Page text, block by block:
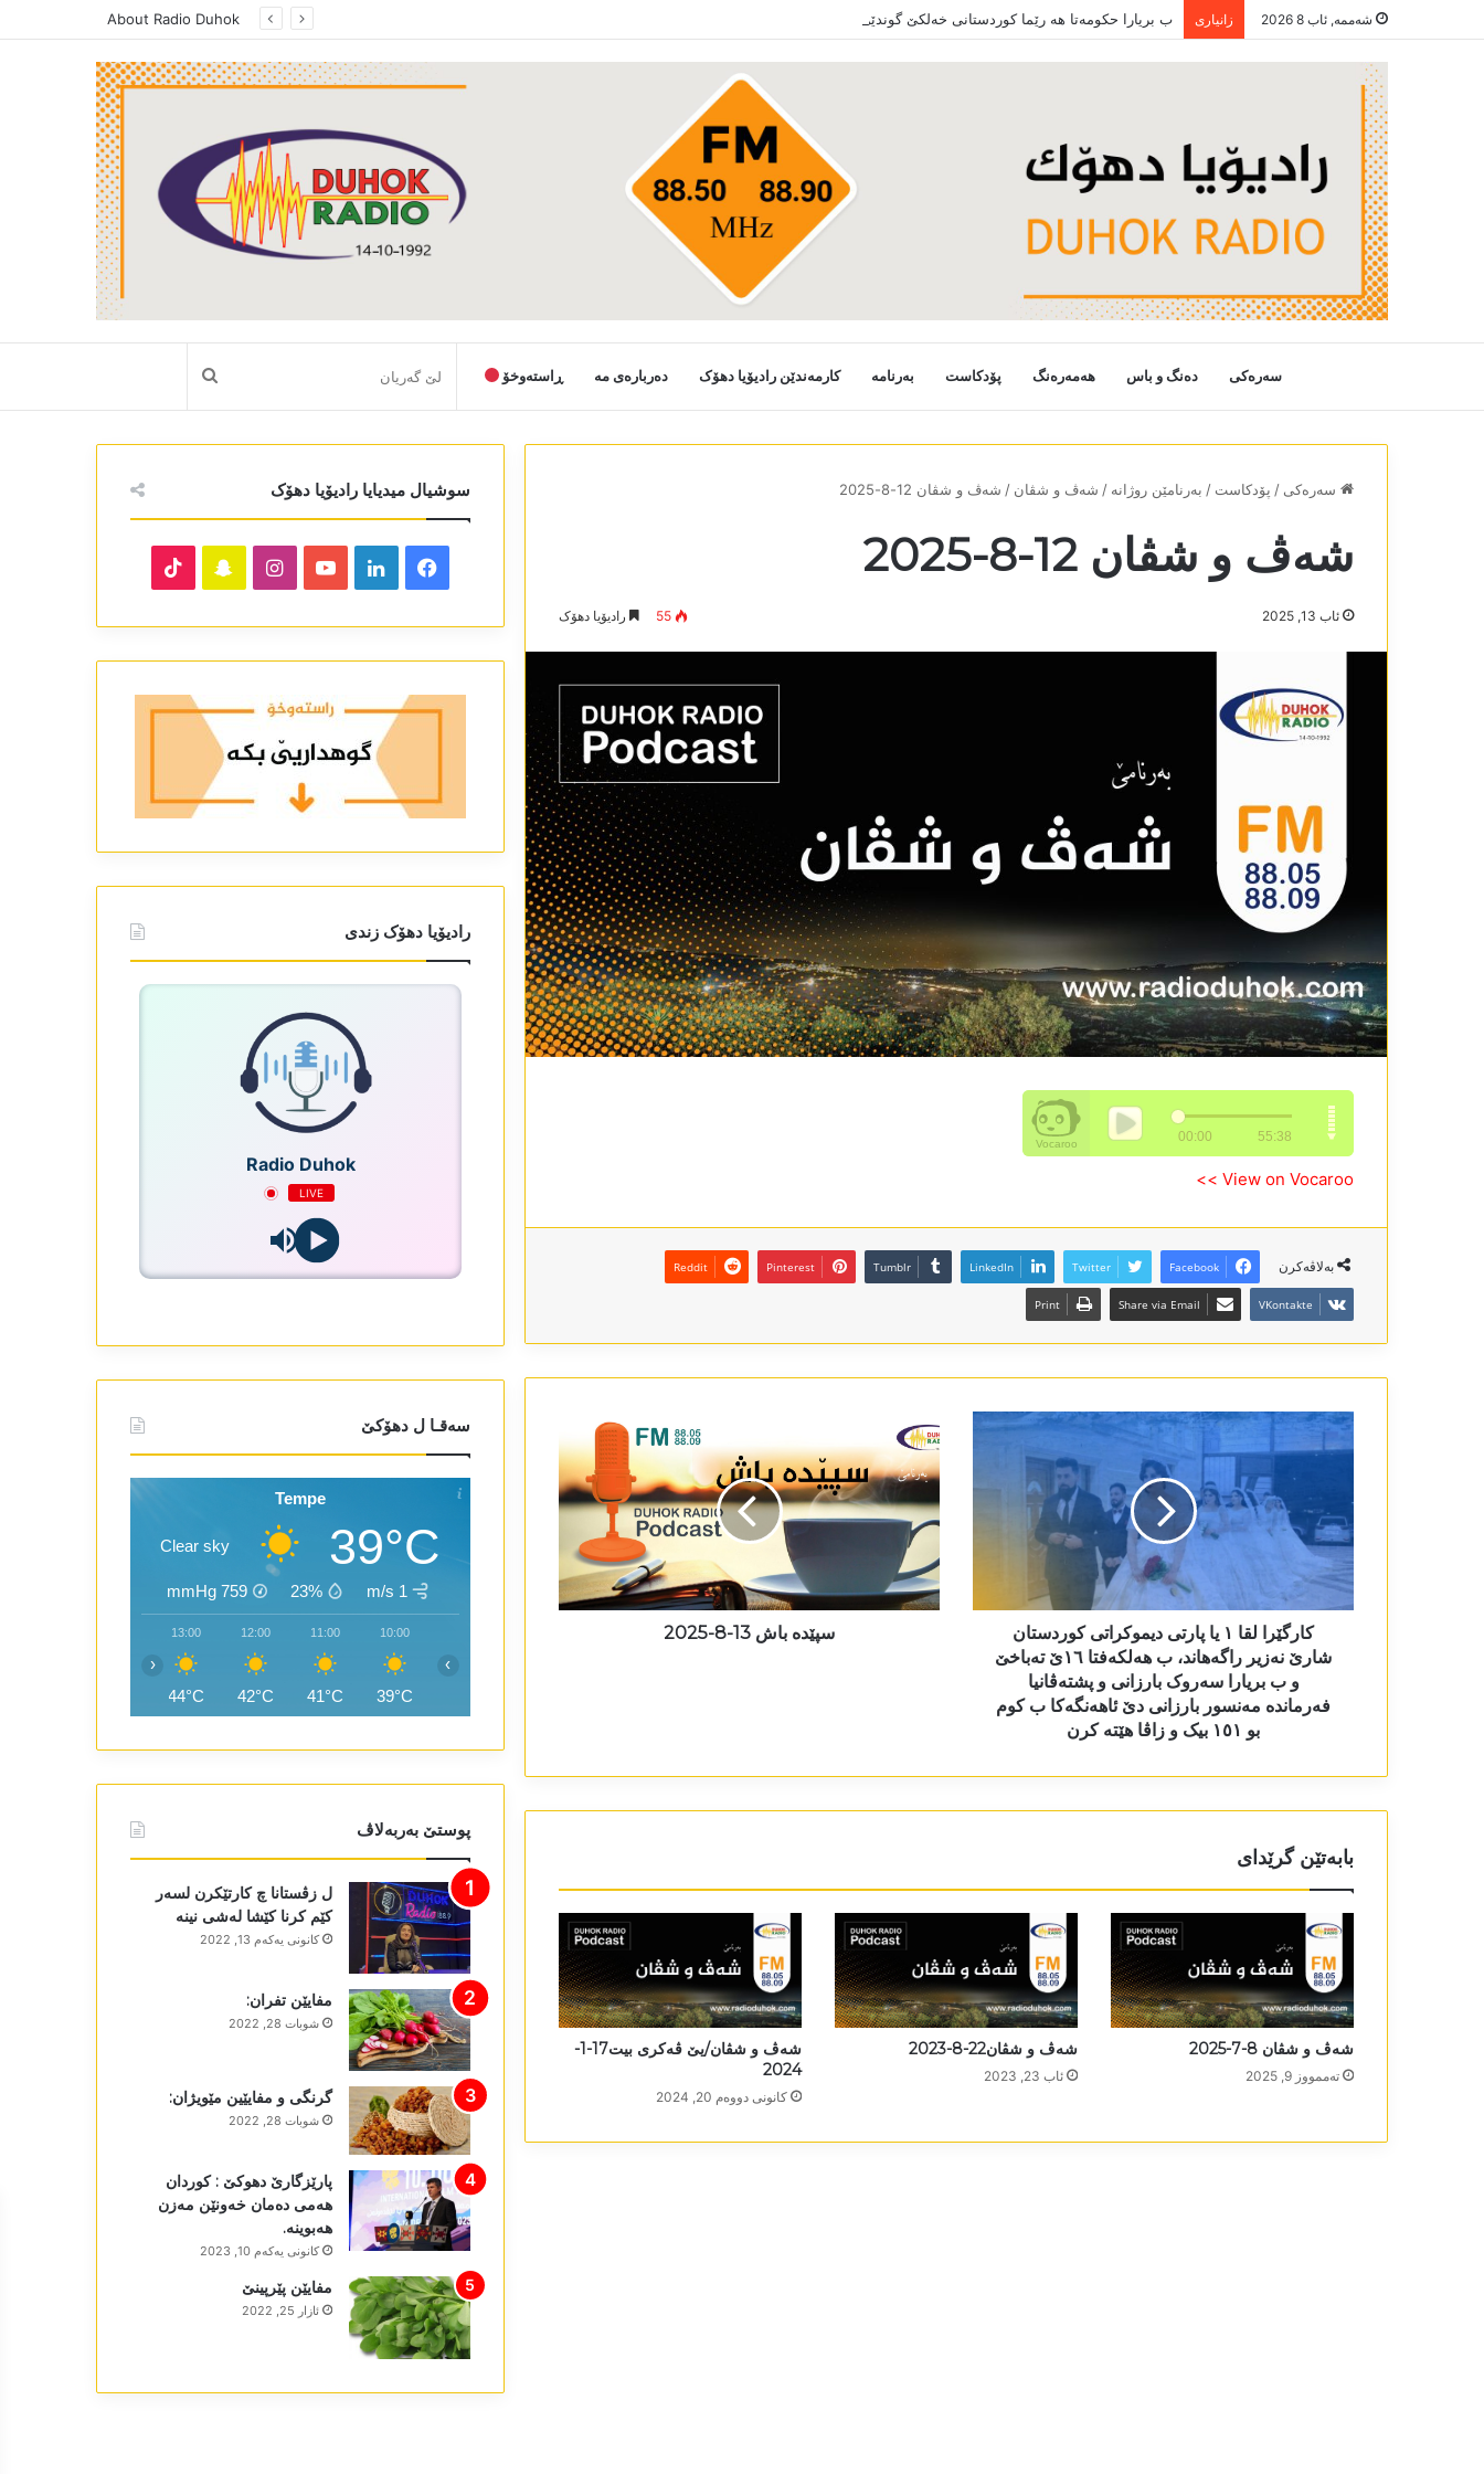
شەممە, ئاب 8 2026 زانیاری ب بریارا حکومەتا ھە رێما کوردستانی خەلکێ گوندێن سەر ب ئێدارا زاخو ڤە دشین سەرەدانا گوندیێن خو بکەن About Radio Duhok
سەرەکی دەنگ و باس هەمەرەنگ پۆدکاست بەرنامە کارمەندێن رادیۆیا دھۆک دەربارەی مە ڕاستەوخۆ لێ
گەریان
سەرەکی / پۆدکاست / بەرنامێن روژانە / شەڤ و شڤان / شەڤ و شڤان 12-8-2025
شەڤ و شڤان 12-8-2025
ئاب 13, 2025 55 رادیۆیا دھۆک
View on Vocaroo >>
بەلاڤەکرن Facebook
Twitter
LinkedIn
Tumblr
Pinterest
Reddit
VKontakte
Share via Email
Print
کارگێرا لقا ١ یا پارتی دیموکراتی کوردستان
شارێ نەزیر راگەھاند، ب ھەلکەفتا ١٦ێ تەباخێ
و ب بریارا سەروک بارزانی و پشتەڤانیا
فەرماندە مەنسور بارزانی دێ ئاھەنگەکا ب کوم
بو ١٥١ بیک و زاڤا ھێتە کرن
سپێدە باش 13-8-2025
بابەتێن گرێدای
شەڤ و شڤان 8-7-2025
تەممووز 9, 2025
شەڤ و شڤان22-8-2023
ئاب 23, 2023
شەڤ و شڤان/یێ ڤەکری بیت17-1-
2024
كانونی دووه‌م 20, 2024
سوشیال میدیایا رادیۆیا دھۆک
Facebook
LinkedIn
YouTube
Instagram
Snapchat
رادیۆیا دھۆک زندی
Radio Duhok
LIVE
سەقـا ل دھۆکێ
Tempe
39°C
Clear sky
1 m/s
23%
759
mmHg
10:00
39°C
11:00
41°C
12:00
42°C
13:00
44°C
‹ ›
پوستێ بەربەلاڤ
ل زڤستانا چ کارتێکرن لسەر
کێم کرنا کێشا لەشی نینە
كانونی یه‌كه‌م 13, 2022
مفایێن تفران:
شوبات 28, 2022
گرنگی و مفایێین مێویژان:
شوبات 28, 2022
پارێزگارێ دھوکێ : کوردان
ھەمی دەمان خەونێن مەزن
ھەبوینە.
كانونی یه‌كه‌م 10, 2023
مفایێن پێرپینێ
ئازار 25, 2022